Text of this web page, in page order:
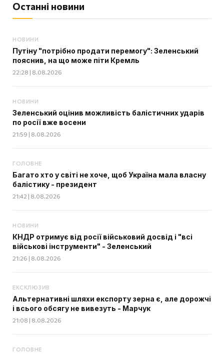
Останні новини
НОВИНИ
Путіну "потрібно продати перемогу": Зеленський
пояснив, на що може піти Кремль
22:28 | 8.08.2026
НОВИНИ
Зеленський оцінив можливість балістичних ударів
по росії вже восени
21:59 | 8.08.2026
ГОЛОВНЕ
Багато хто у світі не хоче, щоб Україна мала власну
балістику - президент
21:42 | 8.08.2026
НОВИНИ
КНДР отримує від росії військовий досвід і "всі
військові інструменти" - Зеленський
21:26 | 8.08.2026
ЕКСКЛЮЗИВ
Альтернативні шляхи експорту зерна є, але дорожчі
і всього обсягу не вивезуть - Марчук
21:08 | 8.08.2026
ГОЛОВНЕ